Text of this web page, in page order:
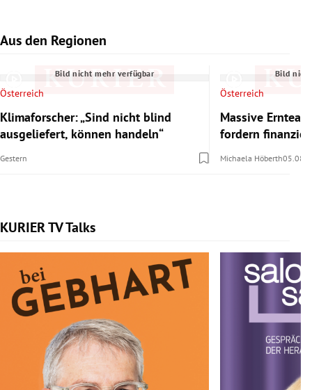
Aus den Regionen
Slide 1 von 7
Bild nicht mehr verfügbar
Österreich
Klimaforscher: „Sind nicht blind
ausgeliefert, können handeln“
Gestern
Bild
Österreich
Massive
fordern
Michaela Höberth
KURIER TV Talks
Slide 1 von 6